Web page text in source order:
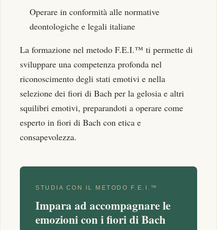
Operare in conformità alle normative
deontologiche e legali italiane
La formazione nel metodo F.E.I.™ ti permette di
sviluppare una competenza profonda nel
riconoscimento degli stati emotivi e nella
selezione dei fiori di Bach per la gelosia e altri
squilibri emotivi, preparandoti a operare come
esperto in fiori di Bach con etica e
consapevolezza.
STUDIA CON IL METODO F.E.I.™
Impara ad accompagnare le
emozioni con i fiori di Bach